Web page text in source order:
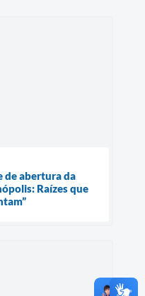
de abertura da
Raízes que